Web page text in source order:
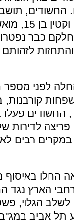
החשודים,
ואשדוד בני
חלקם כבר
לזהותם
לפני מספר
קורבנות,
החשודים פעלו
לדירות
במקרים רבים
החלו באיסוף
הארץ נגד
הגלוי,
תל אביב